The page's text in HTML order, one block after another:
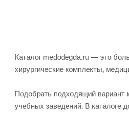
Каталог medodegda.ru — это
хирургические комплекты,
Подобрать подходящий вариант
учебных заведений. В каталоге